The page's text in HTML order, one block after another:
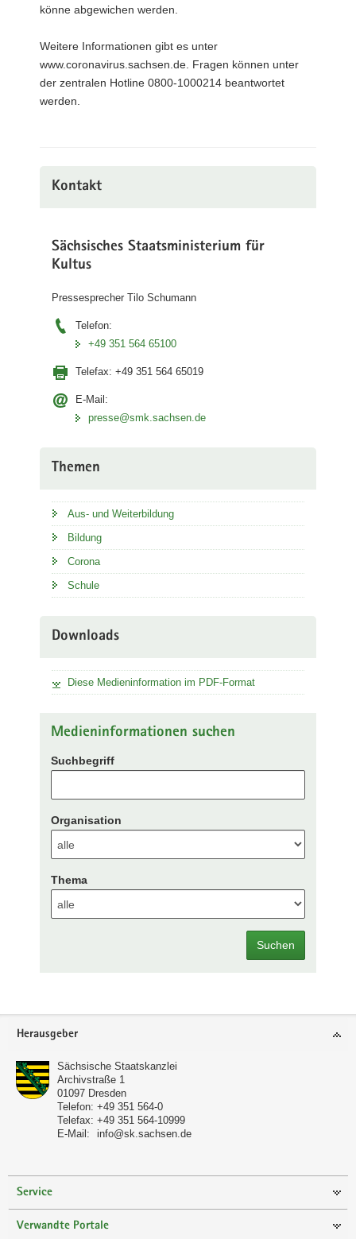
könne abgewichen werden.
Weitere Informationen gibt es unter
www.coronavirus.sachsen.de. Fragen können unter
der zentralen Hotline 0800-1000214 beantwortet
werden.
Kontakt
Sächsisches Staatsministerium für
Kultus
Pressesprecher Tilo Schumann
Telefon:
+49 351 564 65100
Telefax: +49 351 564 65019
E-Mail:
presse@smk.sachsen.de
Themen
Aus- und Weiterbildung
Bildung
Corona
Schule
Downloads
Diese Medieninformation im PDF-Format
Medieninformationen suchen
Suchbegriff
Organisation
Thema
Suchen
Footer-
Herausgeber
Sächsische Staatskanzlei
Archivstraße 1
01097 Dresden
Telefon: +49 351 564-0
Telefax: +49 351 564-10999
E-Mail:
info@sk.sachsen.de
Service
Verwandte Portale